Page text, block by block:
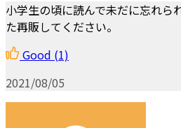
小学生の頃に読んで未だに忘れら
た再販してください。
Good (1)
2021/08/05